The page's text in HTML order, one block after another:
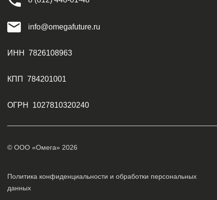
info@omegafuture.ru
ИНН 7826108963
КПП 784201001
ОГРН 1027810320240
© ООО «Омега» 2026
Политика конфиденциальности и обработки персональных
данных